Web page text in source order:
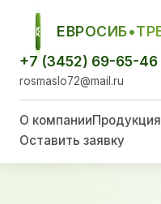
ЕСТ
+7 (3452) 69-65-46
rosmaslo72@mail.ru
О компанииПродукция
Оставить заявку